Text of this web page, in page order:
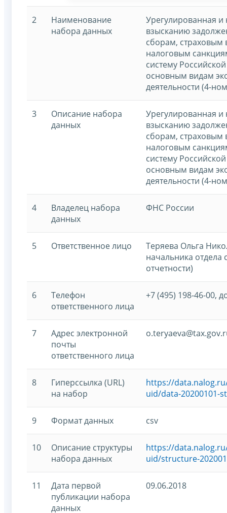
2
Наименование
набора данных
Урегулированная
взысканию
сборам, страховым
налоговым
систему
основным видам
деятельности (4-
3
Описание набора
данных
Урегулированная
взысканию
сборам, страховым
налоговым
систему
основным видам
деятельности (4-
4
Владелец набора
данных
ФНС России
5 Ответственное лицо
Теряева Ольга
начальника отдела
отчетности)
6
Телефон
ответственного лица
+7 (495) 198-46-00,
7
Адрес электронной
почты
ответственного лица
8
Гиперссылка (URL)
на набор
https://
uid/data-20200101-
9 Формат данных csv
10
Описание структуры
набора данных
https://
uid/structure-
11
Дата первой
публикации набора
данных
09.06.2018